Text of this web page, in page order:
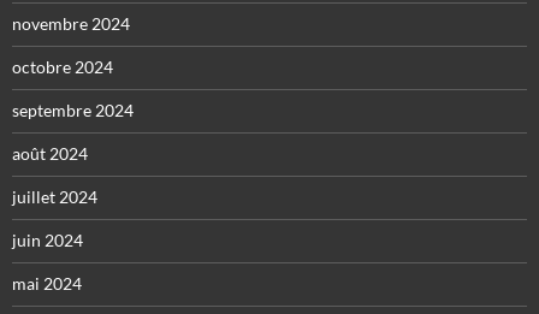
novembre 2024
octobre 2024
septembre 2024
août 2024
juillet 2024
juin 2024
mai 2024